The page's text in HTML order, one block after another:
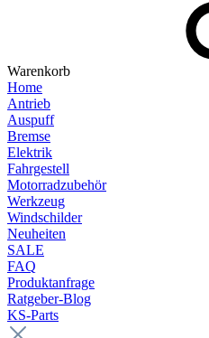
Warenkorb
Home
Antrieb
Auspuff
Bremse
Elektrik
Fahrgestell
Motorradzubehör
Werkzeug
Windschilder
Neuheiten
SALE
FAQ
Produktanfrage
Ratgeber-Blog
KS-Parts